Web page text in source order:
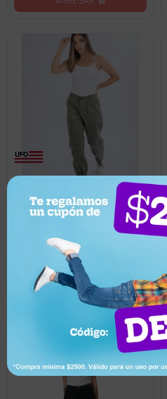
1.328
Pantalón cargo para dama
UFO Nolita Verde
Llega en 2 horas